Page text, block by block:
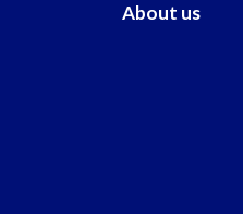
About us